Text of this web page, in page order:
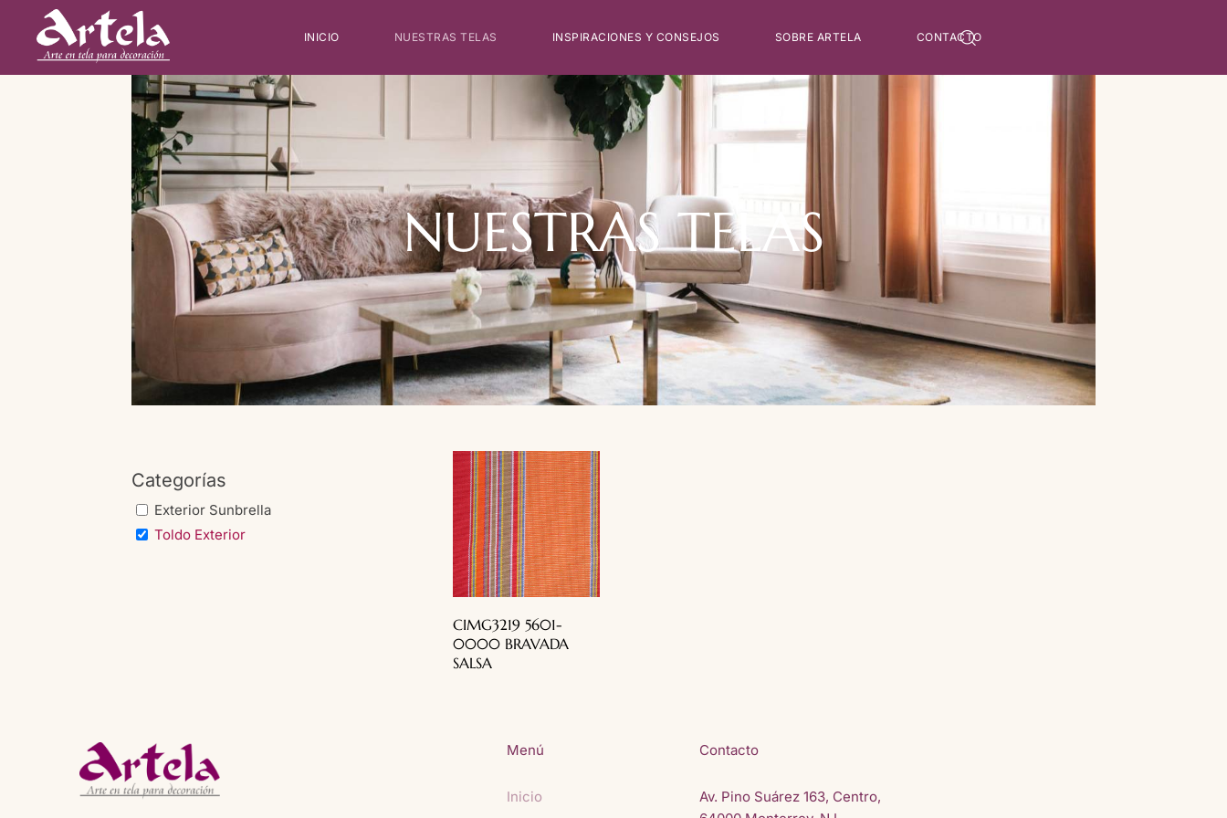
INICIO NUESTRAS TELAS INSPIRACIONES Y CONSEJOS SOBRE ARTELA CONTACTO
Type and hit enter
NUESTRAS TELAS
Categorías
Exterior Sunbrella
Toldo Exterior
CIMG3219 5601-
0000 BRAVADA
SALSA
Menú
Inicio
Contacto
Av. Pino Suárez 163, Centro,